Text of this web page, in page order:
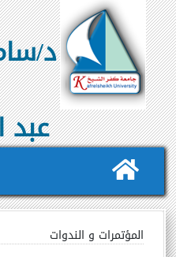
د/
عبد
المؤتمرات و الندوات